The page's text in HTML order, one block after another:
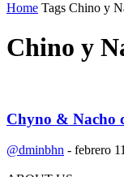
Home Tags Chino y
Chino y
Chyno & Nacho
@dminbhn - febrero